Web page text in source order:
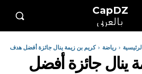
CapDZ
بالعربي
رياضة كريم بن زيمة ينال جائزة أفضل هدف
ينال جائزة أفضل